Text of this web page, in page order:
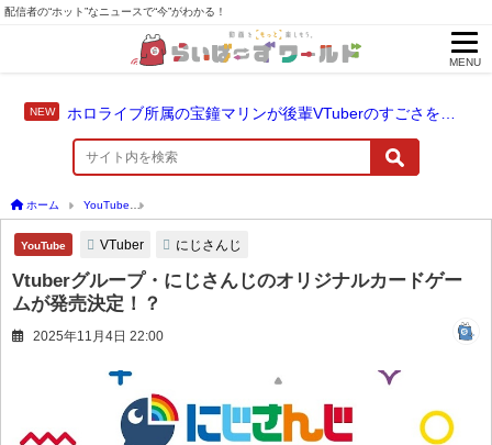
配信者の“ホット”なニュースで“今”がわかる！
MENU
ホーム YouTube
YouTube VTuber にじさんじ
Vtuberグループ・にじさんじのオリジナルカードゲー
ムが発売決定！？
2025年11月4日 22:00